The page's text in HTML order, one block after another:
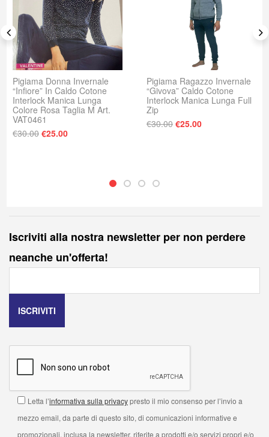
Pigiama Donna Invernale
“Infiore” In Caldo Cotone
Interlock Manica Lunga
Colore Rosa Taglia M Art.
VAT0461
€30.00 Il prezzo originale era: €30.00.
€25.00Il prezzo attuale è: €25.00.
Pigiama Ragazzo Invernale
“Givova” Caldo Cotone
Interlock Manica Lunga Full
Zip
€30.00 Il prezzo originale
€25.00Il prezzo
Iscriviti alla nostra newsletter per non perdere
neanche un'offerta!
Letta l’informativa sulla privacypresto il mio consenso per l’invio a
mezzo email, da parte di questo sito, di comunicazioni informative e
promozionali, inclusa la newsletter, riferite a prodotti e/o servizi propri e/o